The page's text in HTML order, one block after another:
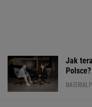
Jak
MATERIAŁ